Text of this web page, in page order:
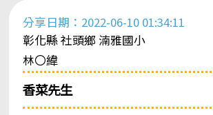
分享日期：2022-06-10 01:34:11
彰化縣 社頭鄉 湳雅國小
林〇緯
香菜先生